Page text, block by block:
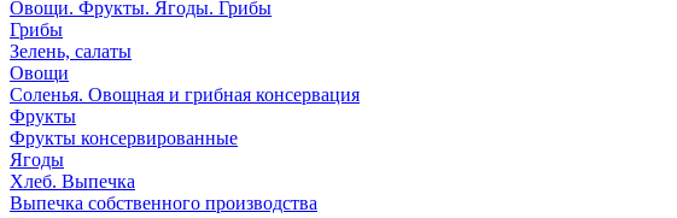
Овощи. Фрукты. Ягоды. Грибы
Грибы
Зелень, салаты
Овощи
Соленья. Овощная и грибная консервация
Фрукты
Фрукты консервированные
Ягоды
Хлеб. Выпечка
Выпечка собственного производства